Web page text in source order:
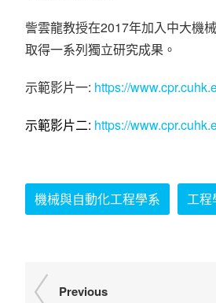
訾雲龍教授在2017年加入中大機
取得一系列獨立研究成果。
示範影片一: https://
示範影片二: https://
機械與自動化工程學系 工程
Previous